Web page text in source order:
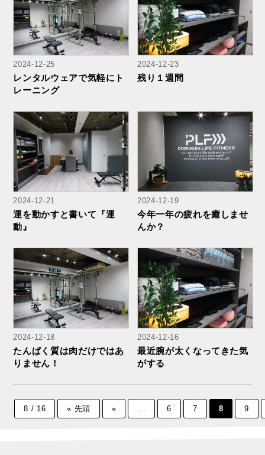
2024-12-25
レンタルウェアで気軽にト
レーニング
2024-12-23
残り１週間
2024-12-21
運を動かすと書いて『運
動』
2024-12-19
今年一年の疲れを癒しませ
んか？
2024-12-18
たんぱく質は肉だけではあ
りません！
2024-12-16
最近腕が太くなってきた気
がする
8 / 16 « 先頭 « 6 7 8 9